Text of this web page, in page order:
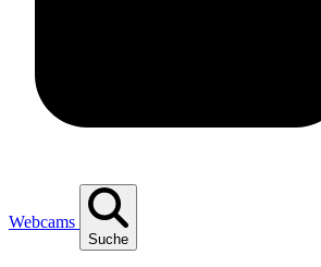
Webcams
Suche